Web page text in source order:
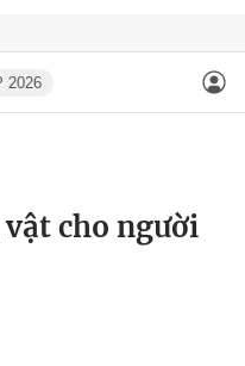
2026
cho người